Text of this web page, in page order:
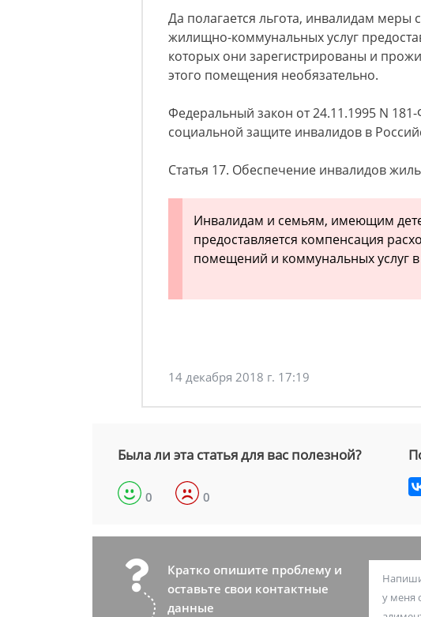
Да полагается льгота, инвалидам
жилищно-коммунальных услуг
которых они зарегистрированы и
этого помещения необязательно.
Федеральный закон от 24.11.1995 N
социальной защите инвалидов в
Статья 17. Обеспечение инвалидов
Инвалидам и семьям, имеющим
предоставляется компенсация
помещений и коммунальных услуг
14 декабря 2018 г. 17:19
Была ли эта статья для вас полезной?
0 0
Кратко опишите проблему и
оставьте свои контактные
данные